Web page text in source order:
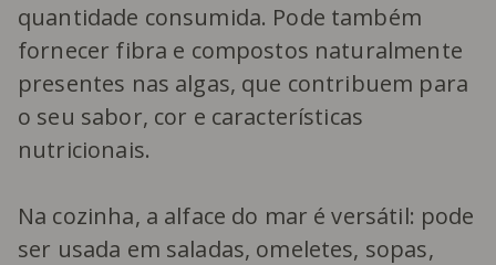
quantidade consumida. Pode também
fornecer fibra e compostos naturalmente
presentes nas algas, que contribuem para
o seu sabor, cor e características
nutricionais.
Na cozinha, a alface do mar é versátil: pode
ser usada em saladas, omeletes, sopas,